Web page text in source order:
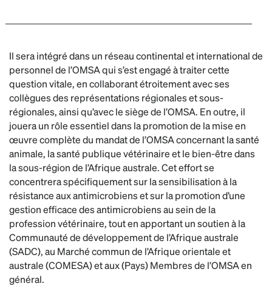
Il sera intégré dans un réseau continental et international de
personnel de l’OMSA qui s’est engagé à traiter cette
question vitale, en collaborant étroitement avec ses
collègues des représentations régionales et sous-
régionales, ainsi qu’avec le siège de l’OMSA. En outre, il
jouera un rôle essentiel dans la promotion de la mise en
œuvre complète du mandat de l’OMSA concernant la santé
animale, la santé publique vétérinaire et le bien-être dans
la sous-région de l’Afrique australe. Cet effort se
concentrera spécifiquement sur la sensibilisation à la
résistance aux antimicrobiens et sur la promotion d’une
gestion efficace des antimicrobiens au sein de la
profession vétérinaire, tout en apportant un soutien à la
Communauté de développement de l’Afrique australe
(SADC), au Marché commun de l’Afrique orientale et
australe (COMESA) et aux (Pays) Membres de l’OMSA en
général.